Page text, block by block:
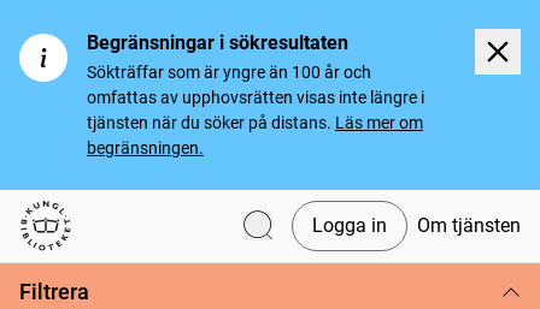
Begränsningar i sökresultaten
Sökträffar som är yngre än 100 år och
omfattas av upphovsrätten visas inte längre i
tjänsten när du söker på distans. Läs mer om
begränsningen.
Svenska tidningar
Logga in Om tjänsten
Filtrera